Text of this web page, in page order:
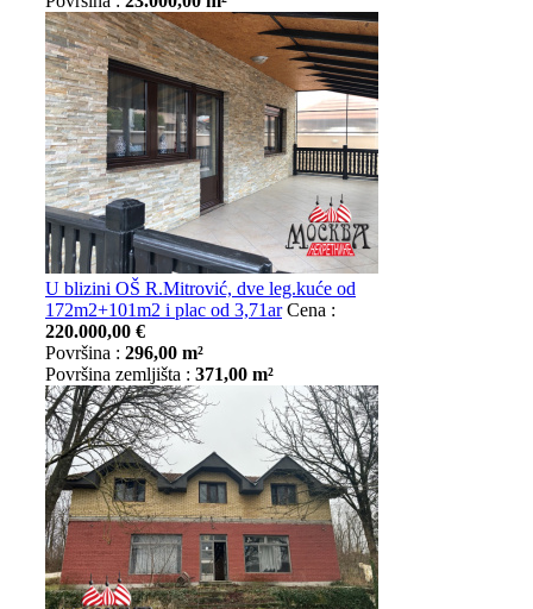
U blizini OŠ R.Mitrović, dve leg.kuće od
172m2+101m2 i plac od 3,71arCena :
220.000,00 €
Površina : 296,00 m²
Površina zemljišta : 371,00 m²